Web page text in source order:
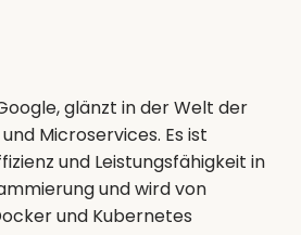
glänzt in der Welt der
Microservices. Es ist
und Leistungsfähigkeit in
und wird von
und Kubernetes